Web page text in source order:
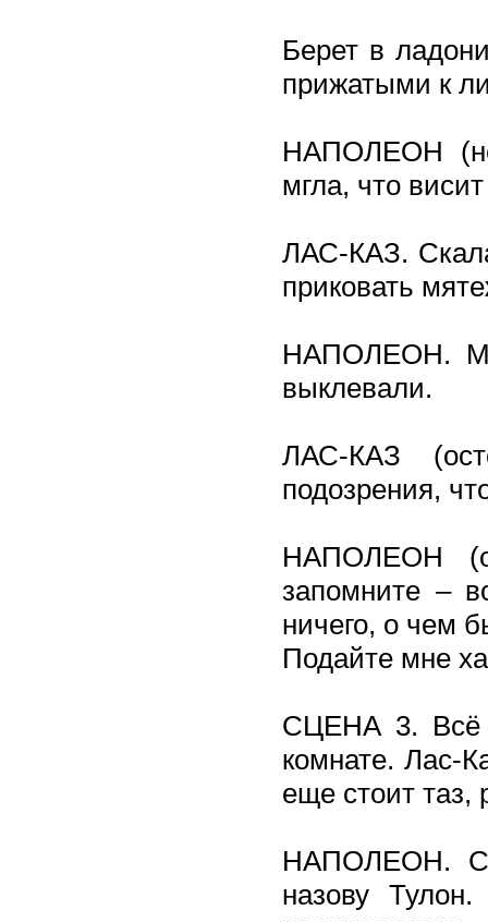
Берет в
прижатыми к
НАПОЛЕОН
мгла, что
ЛАС-КАЗ.
приковать
НАПОЛЕОН.
выклевали.
ЛАС-КАЗ
подозрения,
НАПОЛЕОН
запомните –
ничего, о чем
Подайте мне
CЦЕНА 3. Всё
комнате. Лас-
еще стоит таз,
НАПОЛЕОН.
назову